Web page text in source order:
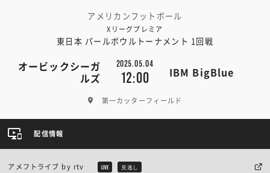
アメリカンフットボール
Xリーグプレミア
東日本 パールボウルトーナメント 1回戦
オービックシーガ
ルズ
2025.05.04
12:00 IBM BigBlue
第一カッターフィールド
配信情報
アメフトライブ by rtv LIVE 見逃し